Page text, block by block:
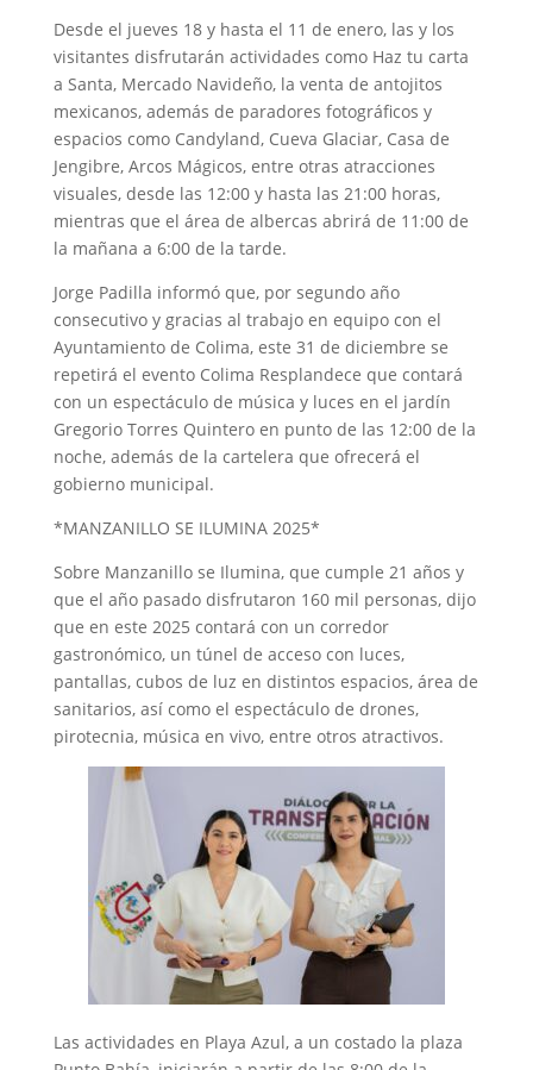
Desde el jueves 18 y hasta el 11 de enero, las y los
visitantes disfrutarán actividades como Haz tu carta
a Santa, Mercado Navideño, la venta de antojitos
mexicanos, además de paradores fotográficos y
espacios como Candyland, Cueva Glaciar, Casa de
Jengibre, Arcos Mágicos, entre otras atracciones
visuales, desde las 12:00 y hasta las 21:00 horas,
mientras que el área de albercas abrirá de 11:00 de
la mañana a 6:00 de la tarde.
Jorge Padilla informó que, por segundo año
consecutivo y gracias al trabajo en equipo con el
Ayuntamiento de Colima, este 31 de diciembre se
repetirá el evento Colima Resplandece que contará
con un espectáculo de música y luces en el jardín
Gregorio Torres Quintero en punto de las 12:00 de la
noche, además de la cartelera que ofrecerá el
gobierno municipal.
*MANZANILLO SE ILUMINA 2025*
Sobre Manzanillo se Ilumina, que cumple 21 años y
que el año pasado disfrutaron 160 mil personas, dijo
que en este 2025 contará con un corredor
gastronómico, un túnel de acceso con luces,
pantallas, cubos de luz en distintos espacios, área de
sanitarios, así como el espectáculo de drones,
pirotecnia, música en vivo, entre otros atractivos.
Las actividades en Playa Azul, a un costado la plaza